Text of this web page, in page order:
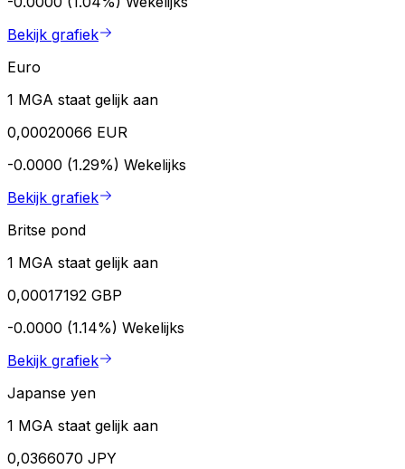
Bekijk grafiek
Euro
1 MGA staat gelijk aan
0,00020066 EUR
-0.0000 (1.29%) Wekelijks
Bekijk grafiek
Britse pond
1 MGA staat gelijk aan
0,00017192 GBP
-0.0000 (1.14%) Wekelijks
Bekijk grafiek
Japanse yen
1 MGA staat gelijk aan
0,0366070 JPY